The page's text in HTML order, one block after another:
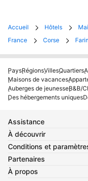
Accueil Hôtels
France
Corse
PaysRégionsVillesQuartiers
Maisons de vacances
Auberges de jeunesseB&B/
Des hébergements uniques
Assistance
À découvrir
Conditions et
Partenaires
À propos